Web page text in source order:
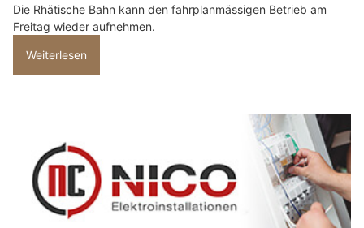
Die Rhätische Bahn kann den fahrplanmässigen Betrieb am
Freitag wieder aufnehmen.
Weiterlesen